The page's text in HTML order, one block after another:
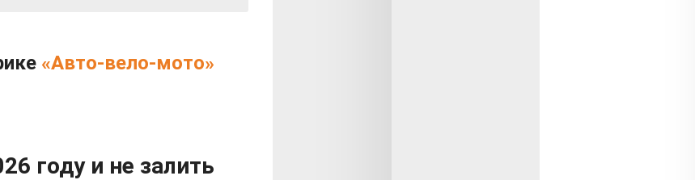
«Авто-вело-мото»
году и не залить